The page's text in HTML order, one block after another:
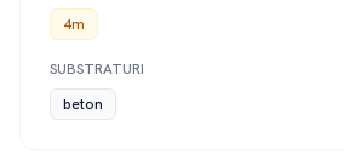
4m
SUBSTRATURI
beton